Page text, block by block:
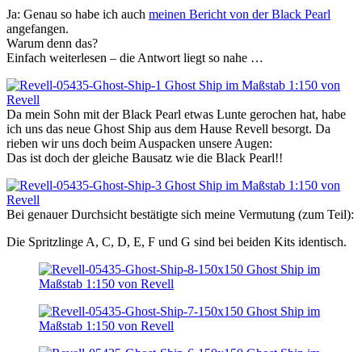
Ja: Genau so habe ich auch meinen Bericht von der Black Pearl
angefangen.
Warum denn das?
Einfach weiterlesen – die Antwort liegt so nahe …
Da mein Sohn mit der Black Pearl etwas Lunte gerochen hat, habe
ich uns das neue Ghost Ship aus dem Hause Revell besorgt. Da
rieben wir uns doch beim Auspacken unsere Augen:
Das ist doch der gleiche Bausatz wie die Black Pearl!!
Bei genauer Durchsicht bestätigte sich meine Vermutung (zum Teil):
Die Spritzlinge A, C, D, E, F und G sind bei beiden Kits identisch.